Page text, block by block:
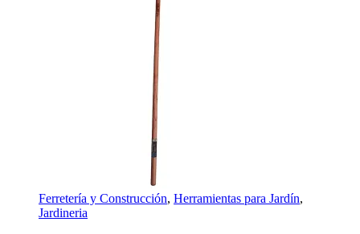
Ferretería y Construcción, Herramientas para Jardín,
Jardineria